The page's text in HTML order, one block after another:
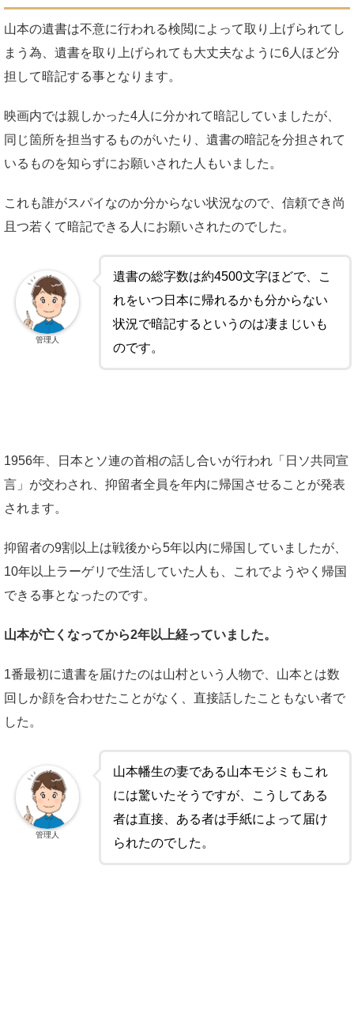
山本の遺書は不意に行われる検閲によって取り上げられてし
まう為、遺書を取り上げられても大丈夫なように6人ほど分
担して暗記する事となります。
映画内では親しかった4人に分かれて暗記していましたが、
同じ箇所を担当するものがいたり、遺書の暗記を分担されて
いるものを知らずにお願いされた人もいました。
これも誰がスパイなのか分からない状況なので、信頼でき尚
且つ若くて暗記できる人にお願いされたのでした。
遺書の総字数は約4500文字ほどで、こ
れをいつ日本に帰れるかも分からない
状況で暗記するというのは凄まじいも
のです。
管理人
1956年、日本とソ連の首相の話し合いが行われ「日ソ共同宣
言」が交わされ、抑留者全員を年内に帰国させることが発表
されます。
抑留者の9割以上は戦後から5年以内に帰国していましたが、
10年以上ラーゲリで生活していた人も、これでようやく帰国
できる事となったのです。
山本が亡くなってから2年以上経っていました。
1番最初に遺書を届けたのは山村という人物で、山本とは数
回しか顔を合わせたことがなく、直接話したこともない者で
した。
山本幡生の妻である山本モジミもこれ
には驚いたそうですが、こうしてある
者は直接、ある者は手紙によって届け
られたのでした。
管理人